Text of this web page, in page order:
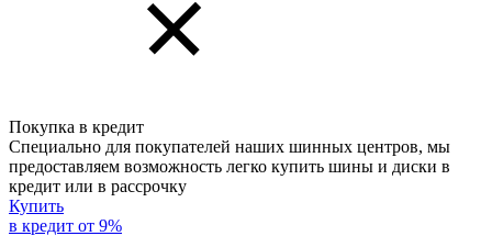
Покупка в кредит
Специально для покупателей наших шинных центров, мы
предоставляем возможность легко купить шины и диски в
кредит или в рассрочку
Купить
в кредит от 9%